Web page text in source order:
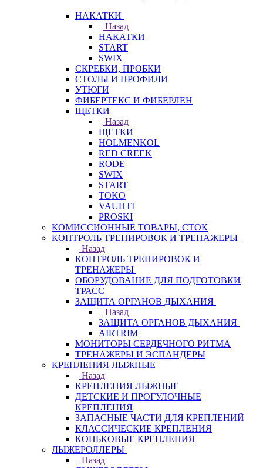
НАКАТКИ
Назад
НАКАТКИ
START
SWIX
СКРЕБКИ, ПРОБКИ
СТОЛЫ И ПРОФИЛИ
УТЮГИ
ФИБЕРТЕКС И ФИБЕРЛЕН
ЩЕТКИ
Назад
ЩЕТКИ
HOLMENKOL
RED CREEK
RODE
SWIX
START
TOKO
VAUHTI
PROSKI
КОМИССИОННЫЕ ТОВАРЫ, СТОК
КОНТРОЛЬ ТРЕНИРОВОК И ТРЕНАЖЕРЫ
Назад
КОНТРОЛЬ ТРЕНИРОВОК И
ТРЕНАЖЕРЫ
ОБОРУДОВАНИЕ ДЛЯ ПОДГОТОВКИ
ТРАСС
ЗАЩИТА ОРГАНОВ ДЫХАНИЯ
Назад
ЗАЩИТА ОРГАНОВ ДЫХАНИЯ
AIRTRIM
МОНИТОРЫ СЕРДЕЧНОГО РИТМА
ТРЕНАЖЕРЫ И ЭСПАНДЕРЫ
КРЕПЛЕНИЯ ЛЫЖНЫЕ
Назад
КРЕПЛЕНИЯ ЛЫЖНЫЕ
ДЕТСКИЕ И ПРОГУЛОЧНЫЕ
КРЕПЛЕНИЯ
ЗАПАСНЫЕ ЧАСТИ ДЛЯ КРЕПЛЕНИЙ
КЛАССИЧЕСКИЕ КРЕПЛЕНИЯ
КОНЬКОВЫЕ КРЕПЛЕНИЯ
ЛЫЖЕРОЛЛЕРЫ
Назад